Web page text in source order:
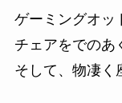
ゲーミングオッ
チェアをでのあ
そして、物凄く